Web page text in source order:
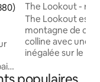
moyenne sur la
The Lookout -
The Lookout est
montagne de
colline avec une
inégalée sur le
ce refuge